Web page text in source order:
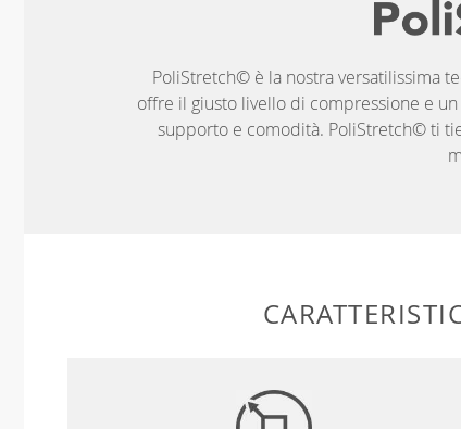
PoliStretch© è la nostra versatilissima
offre il giusto livello di compressione e
supporto e comodità. PoliStretch© ti